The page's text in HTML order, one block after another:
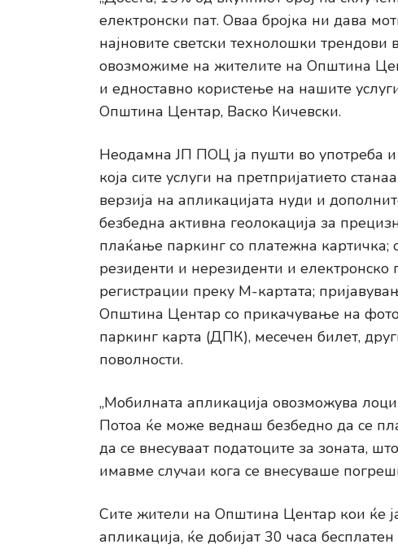
електронски пат. Оваа бројка ни дава
најновите светски технолошки трендови
овозможиме на жителите на Општина
и едноставно користење на нашите
Општина Центар, Васко Кичевски.
Неодамна ЈП ПОЦ ја пушти во употреба и
која сите услуги на претпријатието
верзија на апликацијата нуди и
безбедна активна геолокација за
плаќање паркинг со платежна
резиденти и нерезиденти и електронско
регистрации преку М-картата;
Општина Центар со прикачување на
паркинг карта (ДПК), месечен билет,
поволности.
„Мобилната апликација овозможува
Потоа ќе може веднаш безбедно да се
да се внесуваат податоците за зоната,
имавме случаи кога се внесуваше
Сите жители на Општина Центар кои ќе
апликација, ќе добијат 30 часа